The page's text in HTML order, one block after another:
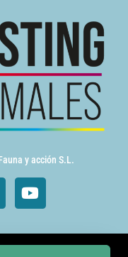
y acción S.L.